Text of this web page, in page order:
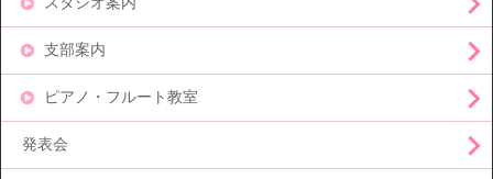
支部案内
ピアノ・フルート教室
発表会